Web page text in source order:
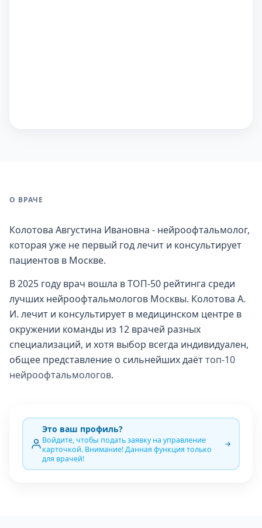
О ВРАЧЕ
Колотова Августина Ивановна - нейроофтальмолог,
которая уже не первый год лечит и консультирует
пациентов в Москве.
В 2025 году врач вошла в ТОП-50 рейтинга среди
лучших нейроофтальмологов Москвы. Колотова А.
И. лечит и консультирует в медицинском центре в
окружении команды из 12 врачей разных
специализаций, и хотя выбор всегда индивидуален,
общее представление о сильнейших даёттоп-10
нейроофтальмологов.
Это ваш профиль?
Войдите, чтобы подать заявку на управление
карточкой. Внимание! Данная функция только
для врачей!